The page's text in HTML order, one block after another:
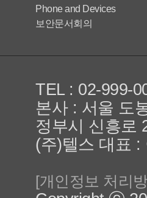
Phone and Devices
보안문서회의
TEL : 02-999-
본사 : 서울 도
정부시 신흥로
(주)텔스 대표 :
[개인정보 처리